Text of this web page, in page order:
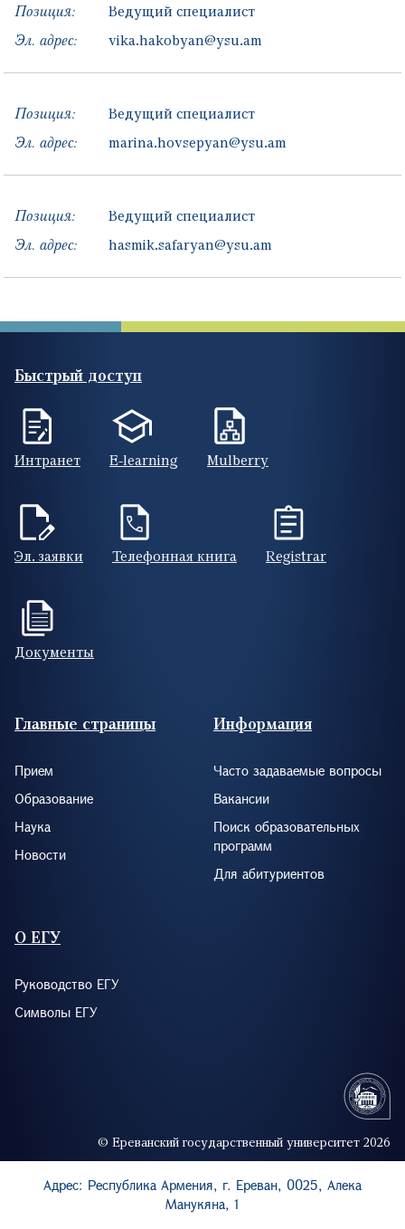
Позиция:
Ведущий специалист
Эл. адрес:
vika.hakobyan@ysu.am
Позиция:
Ведущий специалист
Эл. адрес:
marina.hovsepyan@ysu.am
Позиция:
Ведущий специалист
Эл. адрес:
hasmik.safaryan@ysu.am
Быстрый доступ
Интранет E-learning Mulberry
Эл. заявки Телефонная книга Registrar
Документы
Footer (RUS)
Главные страницы
Прием
Образование
Наука
Новости
Информация
Часто задаваемые вопросы
Вакансии
Поиск образовательных
программ
Для абитуриентов
О ЕГУ
Руководство ЕГУ
Символы ЕГУ
© Ереванский государственный университет 2026
Адрес: Республика Армения, г. Ереван, 0025, Алека
Манукяна, 1